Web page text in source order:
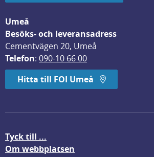
Umeå
Besöks- och leveransadress
Cementvägen 20, Umeå
Telefon: 090-10 66 00
Hitta till FOI Umeå
Tyck till ...
Om webbplatsen